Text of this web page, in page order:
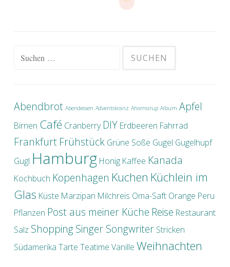
Suche nach:
Abendbrot Abendessen Adventskranz Ahornsirup Album Apfel
Birnen Café Cranberry DIY Erdbeeren Fahrrad
Frankfurt Frühstück Grüne Soße Gugel Gugelhupf
Gugl Hamburg Honig Kaffee Kanada
Kochbuch Kopenhagen Kuchen Küchlein im
Glas Küste Marzipan Milchreis Oma-Saft Orange Peru
Pflanzen Post aus meiner Küche Reise Restaurant
Salz ShoppingSinger Songwriter Stricken
Südamerika Tarte Teatime Vanille Weihnachten